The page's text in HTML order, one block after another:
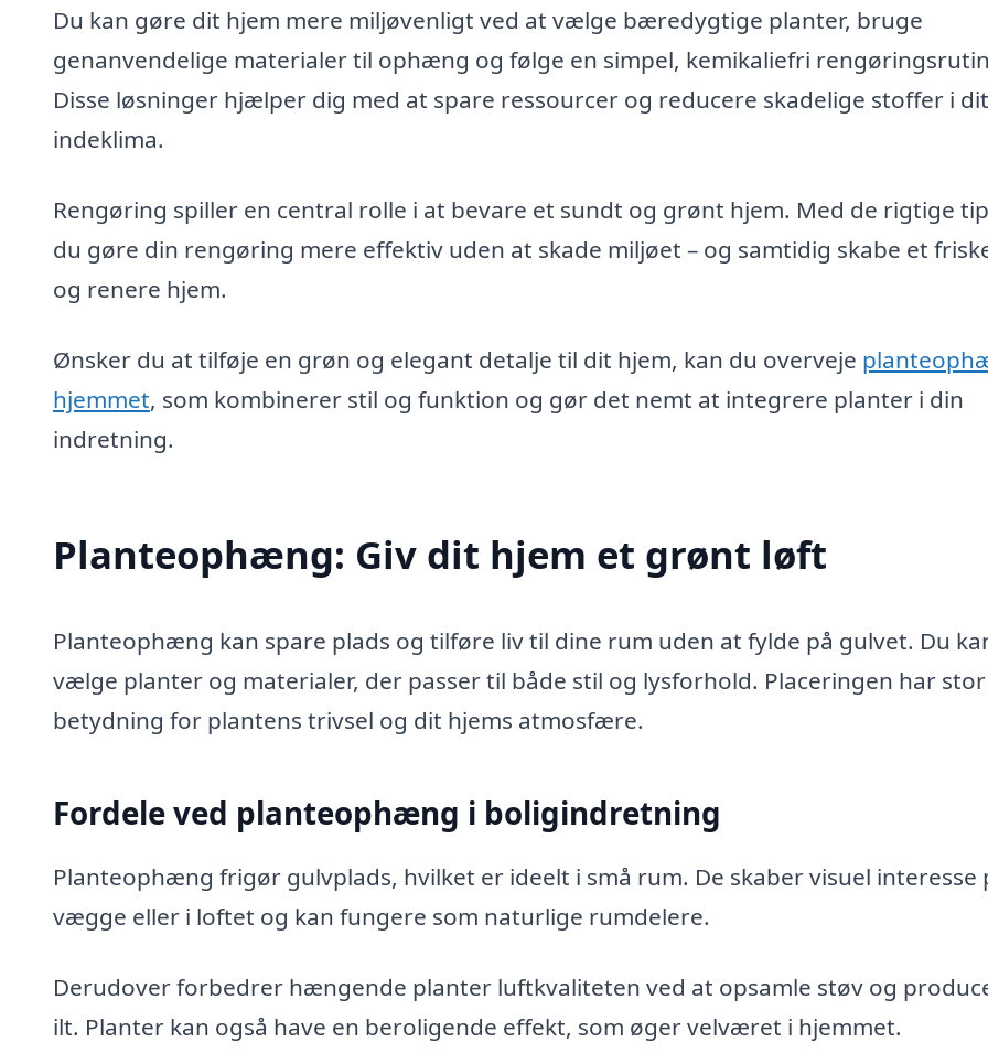
Du kan gøre dit hjem mere miljøvenligt ved at vælge bæredygtige planter, bruge
genanvendelige materialer til ophæng og følge en simpel, kemikaliefri
Disse løsninger hjælper dig med at spare ressourcer og reducere skadelige stoffer i dit
indeklima.
Rengøring spiller en central rolle i at bevare et sundt og grønt hjem. Med de rigtige
du gøre din rengøring mere effektiv uden at skade miljøet – og samtidig skabe et
og renere hjem.
Ønsker du at tilføje en grøn og elegant detalje til dit hjem, kan du overveje
hjemmet, som kombinerer stil og funktion og gør det nemt at integrere planter i din
indretning.
Planteophæng: Giv dit hjem et grønt løft
Planteophæng kan spare plads og tilføre liv til dine rum uden at fylde på gulvet. Du
vælge planter og materialer, der passer til både stil og lysforhold. Placeringen har stor
betydning for plantens trivsel og dit hjems atmosfære.
Fordele ved planteophæng i boligindretning
Planteophæng frigør gulvplads, hvilket er ideelt i små rum. De skaber visuel interesse
vægge eller i loftet og kan fungere som naturlige rumdelere.
Derudover forbedrer hængende planter luftkvaliteten ved at opsamle støv og
ilt. Planter kan også have en beroligende effekt, som øger velværet i hjemmet.